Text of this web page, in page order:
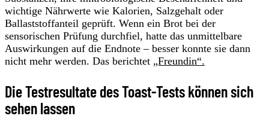
wichtige Nährwerte wie Kalorien, Salzgehalt oder
Ballaststoffanteil geprüft. Wenn ein Brot bei der
sensorischen Prüfung durchfiel, hatte das unmittelbare
Auswirkungen auf die Endnote – besser konnte sie dann
nicht mehr werden. Das berichtet „Freundin“.
Die Testresultate des Toast-Tests können sich
sehen lassen